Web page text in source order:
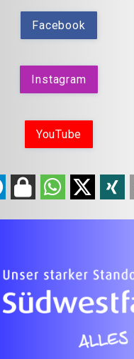
Facebook
Instagram
YouTube